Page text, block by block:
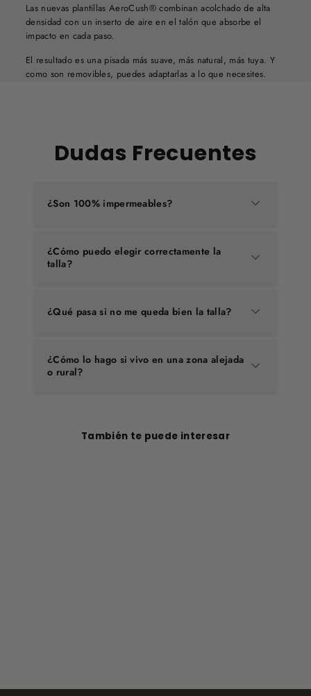
Las nuevas plantillas AeroCush® combinan acolchado de alta
densidad con un inserto de aire en el talón que absorbe el
impacto en cada paso.
El resultado es una pisada más suave, más natural, más tuya. Y
como son removibles, puedes adaptarlas a lo que necesites.
Dudas Frecuentes
¿Son 100% impermeables?
¿Cómo puedo elegir correctamente la
talla?
¿Qué pasa si no me queda bien la talla?
¿Cómo lo hago si vivo en una zona alejada
o rural?
También te puede interesar